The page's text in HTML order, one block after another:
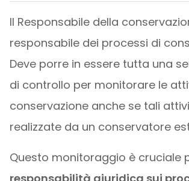
Il Responsabile della
responsabile dei processi di
Deve porre in essere tutta una
di controllo per monitorare le
conservazione anche se tali
realizzate da un conservatore
Questo monitoraggio è cruciale